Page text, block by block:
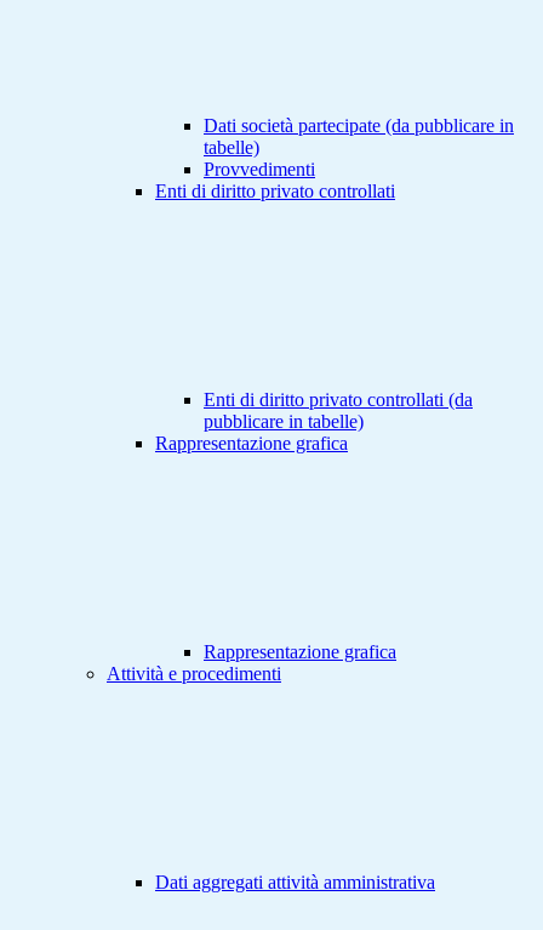
Dati società partecipate (da pubblicare in
tabelle)
Provvedimenti
Enti di diritto privato controllati
Enti di diritto privato controllati (da
pubblicare in tabelle)
Rappresentazione grafica
Rappresentazione grafica
Attività e procedimenti
Dati aggregati attività amministrativa